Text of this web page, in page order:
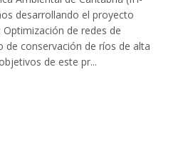
desarrollando el proyecto
Optimización de redes de
de conservación de ríos de alta
de este pr...